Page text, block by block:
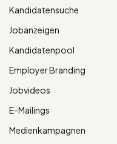
Kandidatensuche
Jobanzeigen
Kandidatenpool
Employer Branding
Jobvideos
E-Mailings
Medienkampagnen